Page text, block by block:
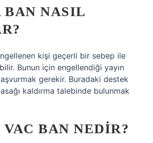
BAN NASIL
kişi geçerli bir sebep ile
Bunun için engellendiği yayın
gerekir. Buradaki destek
kaldırma talebinde bulunmak
BAN NEDIR?